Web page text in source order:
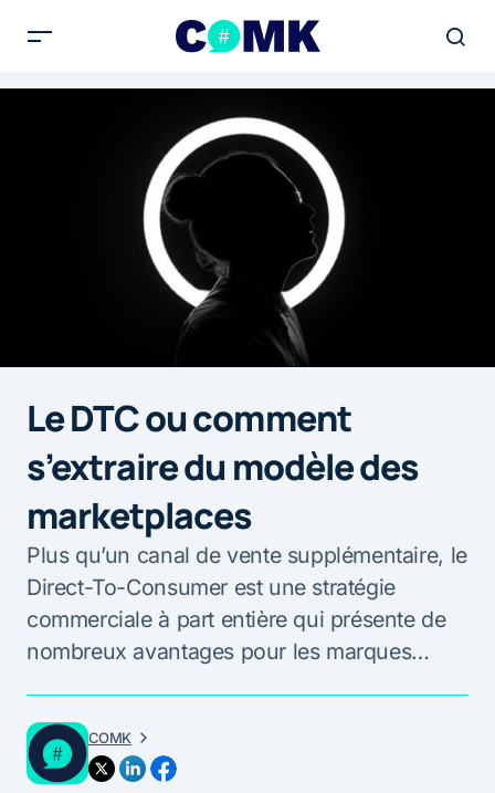
Le DTC ou comment
s’extraire du modèle des
marketplaces
Plus qu’un canal de vente supplémentaire, le
Direct-To-Consumer est une stratégie
commerciale à part entière qui présente de
nombreux avantages pour les marques…
COMK